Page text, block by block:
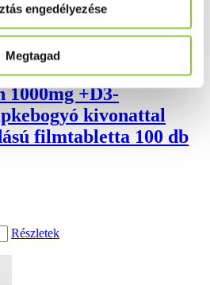
engedélyezése
Megtagad
+D3-
kivonattal
filmtabletta 100 db
Részletek